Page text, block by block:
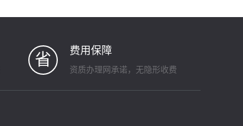
省 费用保障
资质办理网承诺，无隐形收费